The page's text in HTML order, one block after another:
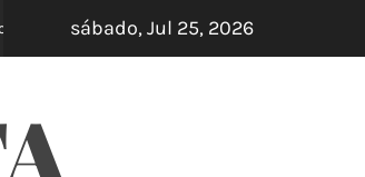
Oveja Negra: el unipersonal que se ríe de los
sábado, Jul 25, 2026